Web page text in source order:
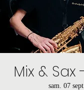
Mix &
sam. 07 sept.